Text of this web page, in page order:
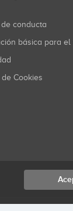
de conducta
básica para
de Cookies